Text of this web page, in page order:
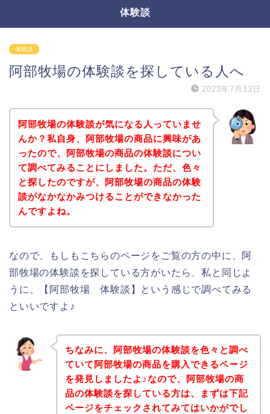
体験談
体験談
阿部牧場の体験談を探している人へ
2023年7月13日
阿部牧場の体験談が気になる人っていませ
んか？私自身、阿部牧場の商品に興味があ
ったので、阿部牧場の商品の体験談につい
て調べてみることにしました。ただ、色々
と探したのですが、阿部牧場の商品の体験
談がなかなかみつけることができなかった
んですよね。
なので、もしもこちらのページをご覧の方の中に、阿
部牧場の体験談を探している方がいたら、私と同じよ
うに、【阿部牧場 体験談】という感じで調べてみる
といいですよ♪
ちなみに、阿部牧場の体験談を色々と調べ
ていて阿部牧場の商品を購入できるページ
を発見しましたよ♪なので、阿部牧場の商
品の体験談を探している方は、まずは下記
ページをチェックされてみてはいかがでし